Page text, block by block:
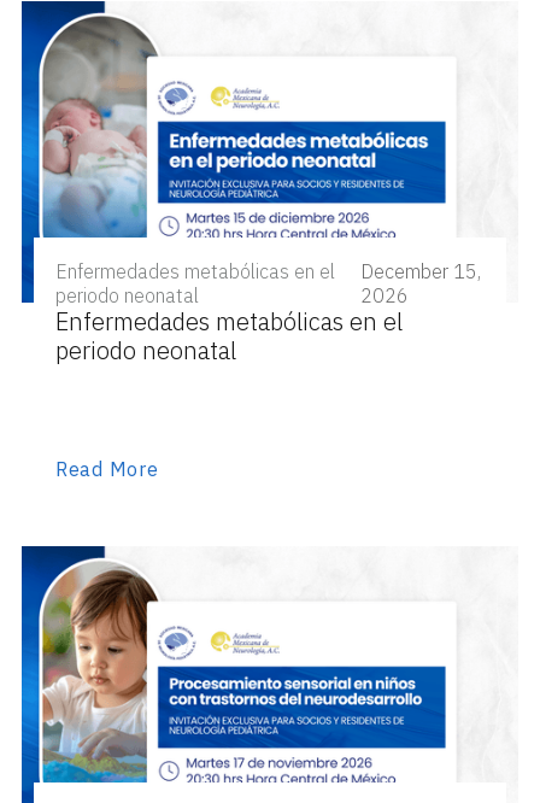
Enfermedades metabólicas en el
periodo neonatal
December 15,
2026
Enfermedades metabólicas en el
periodo neonatal
Read More